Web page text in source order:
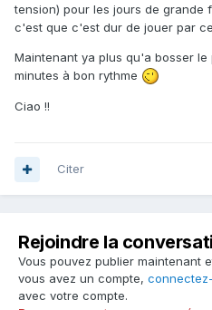
tension) pour les jours de grande
c'est que c'est dur de jouer par
Maintenant ya plus qu'a bosser
minutes à bon rythme
Ciao !!
Citer
Rejoindre la
Vous pouvez publier maintenant
vous avez un compte,
avec votre compte.